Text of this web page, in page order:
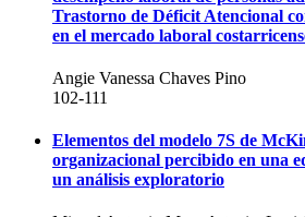
Trastorno de Déficit Atencional
en el mercado laboral
Angie Vanessa Chaves Pino
102-111
Elementos del modelo 7S de
organizacional percibido en una
un análisis exploratorio